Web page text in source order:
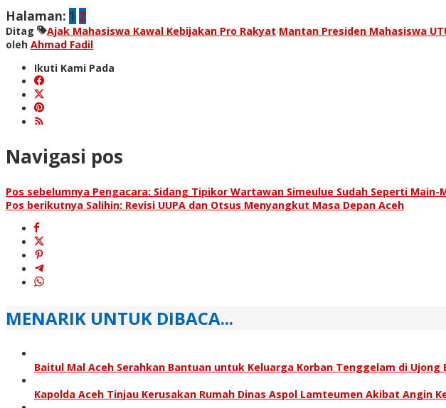
Halaman: 1 2
Ditag Ajak Mahasiswa Kawal Kebijakan Pro Rakyat Mantan Presiden Mahasiswa
oleh Ahmad Fadil
Ikuti Kami Pada
Navigasi pos
Pos sebelumnya Pengacara: Sidang Tipikor Wartawan Simeulue Sudah Seperti Main-
Pos berikutnya Salihin: Revisi UUPA dan Otsus Menyangkut Masa Depan Aceh
MENARIK UNTUK DIBACA...
Baitul Mal Aceh Serahkan Bantuan untuk Keluarga Korban Tenggelam di Ujong
Kapolda Aceh Tinjau Kerusakan Rumah Dinas Aspol Lamteumen Akibat Angin